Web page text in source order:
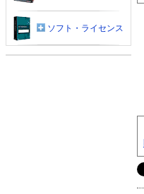
ソフト・ライセンス